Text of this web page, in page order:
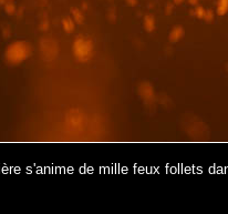
s'anime de mille feux follets